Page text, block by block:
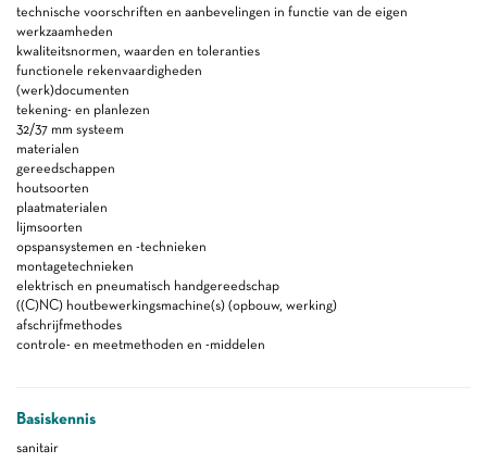
technische voorschriften en aanbevelingen in functie van de eigen
werkzaamheden
kwaliteitsnormen, waarden en toleranties
functionele rekenvaardigheden
(werk)documenten
tekening- en planlezen
32/37 mm systeem
materialen
gereedschappen
houtsoorten
plaatmaterialen
lijmsoorten
opspansystemen en -technieken
montagetechnieken
elektrisch en pneumatisch handgereedschap
((C)NC) houtbewerkingsmachine(s) (opbouw, werking)
afschrijfmethodes
controle- en meetmethoden en -middelen
Basiskennis
sanitair